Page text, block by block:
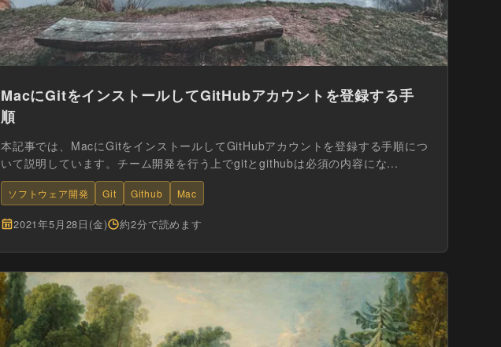
MacにGitをインストールしてGitHubアカウントを登録する手
順
本記事では、MacにGitをインストールしてGitHubアカウントを登録する手順につ
いて説明しています。チーム開発を行う上でgitとgithubは必須の内容にな...
ソフトウェア開発 Git Github Mac
2021年5月28日(金) 約2分で読めます